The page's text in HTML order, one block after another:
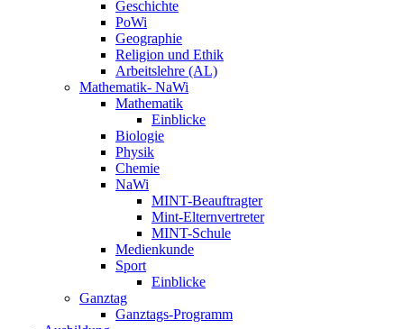
Geschichte
PoWi
Geographie
Religion und Ethik
Arbeitslehre (AL)
Mathematik- NaWi
Mathematik
Einblicke
Biologie
Physik
Chemie
NaWi
MINT-Beauftragter
Mint-Elternvertreter
MINT-Schule
Medienkunde
Sport
Einblicke
Ganztag
Ganztags-Programm